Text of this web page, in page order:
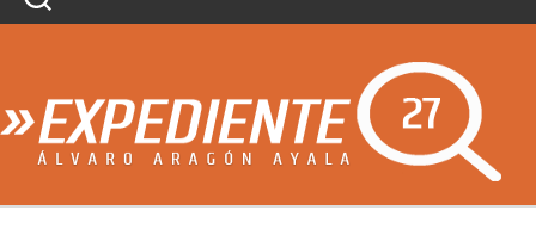
Skip